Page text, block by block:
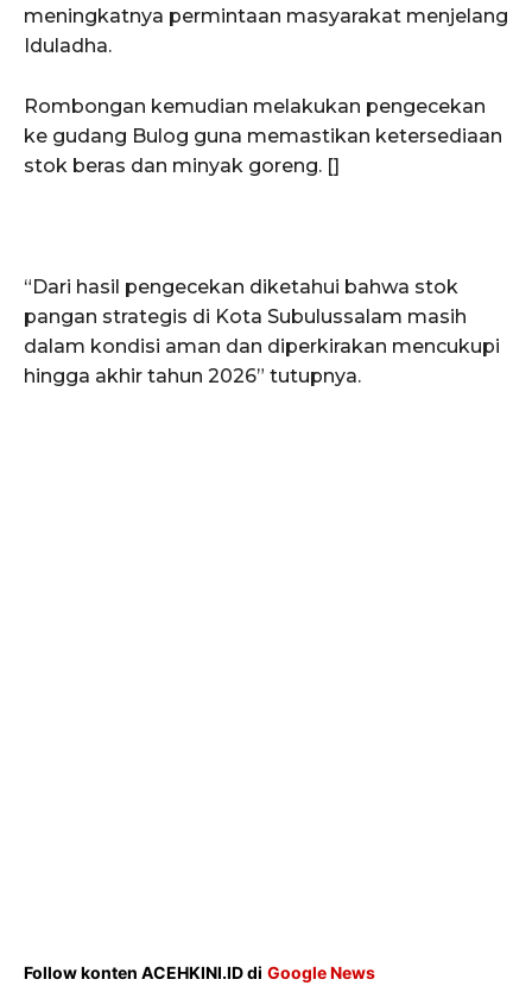
meningkatnya permintaan masyarakat menjelang
Iduladha.
Rombongan kemudian melakukan pengecekan
ke gudang Bulog guna memastikan ketersediaan
stok beras dan minyak goreng. []
“Dari hasil pengecekan diketahui bahwa stok
pangan strategis di Kota Subulussalam masih
dalam kondisi aman dan diperkirakan mencukupi
hingga akhir tahun 2026” tutupnya.
Follow konten ACEHKINI.ID di Google News